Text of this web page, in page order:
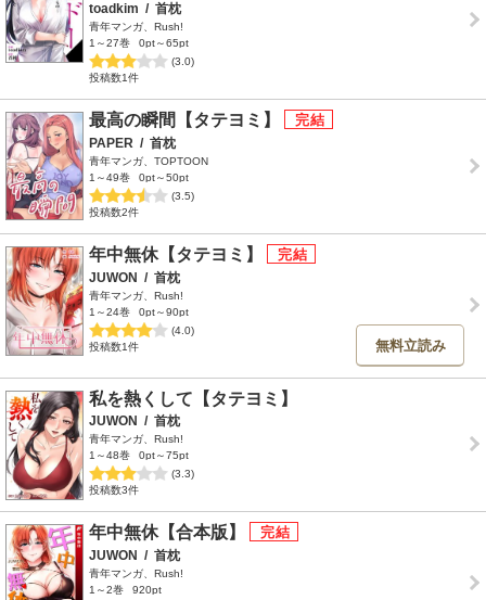
toadkim / 首枕
青年マンガ、Rush!
1～27巻
0pt～65pt
(3.0)
投稿数1件
最高の瞬間【タテヨミ】
PAPER / 首枕
青年マンガ、TOPTOON
1～49巻
0pt～50pt
(3.5)
投稿数2件
年中無休【タテヨミ】
JUWON / 首枕
青年マンガ、Rush!
1～24巻
0pt～90pt
(4.0)
投稿数1件
無料立読み
私を熱くして【タテヨミ】
JUWON / 首枕
青年マンガ、Rush!
1～48巻
0pt～75pt
(3.3)
投稿数3件
年中無休【合本版】
JUWON / 首枕
青年マンガ、Rush!
1～2巻
920pt